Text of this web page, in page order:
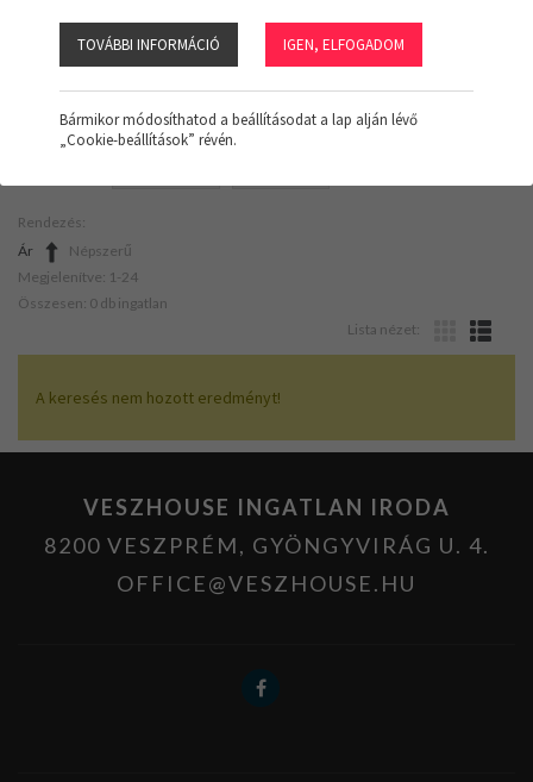
Szűrő megjelenítése
Rendezés:
Ár
Népszerű
Megjelenítve: 1-24
Összesen: 0 db ingatlan
Lista nézet:
A keresés nem hozott eredményt!
VESZHOUSE INGATLAN IRODA
8200 VESZPRÉM, GYÖNGYVIRÁG U. 4.
OFFICE@VESZHOUSE.HU
TOVÁBBI INFORMÁCIÓ IGEN, ELFOGADOM
Bármikor módosíthatod a beállításodat a lap alján lévő
„Cookie-beállítások” révén.